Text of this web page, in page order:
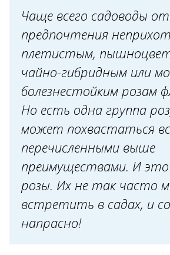
Обрезка
Борьба с
болезнями
Укрытие на зиму
Мускусные розы в
дизайне
Чаще всего садоводы
предпочтения
плетистым,
чайно-гибридным или
болезнестойким розам
Но есть одна группа
может похвастаться
перечисленными выше
преимуществами. И это
розы. Их не так часто
встретить в садах, и
напрасно!